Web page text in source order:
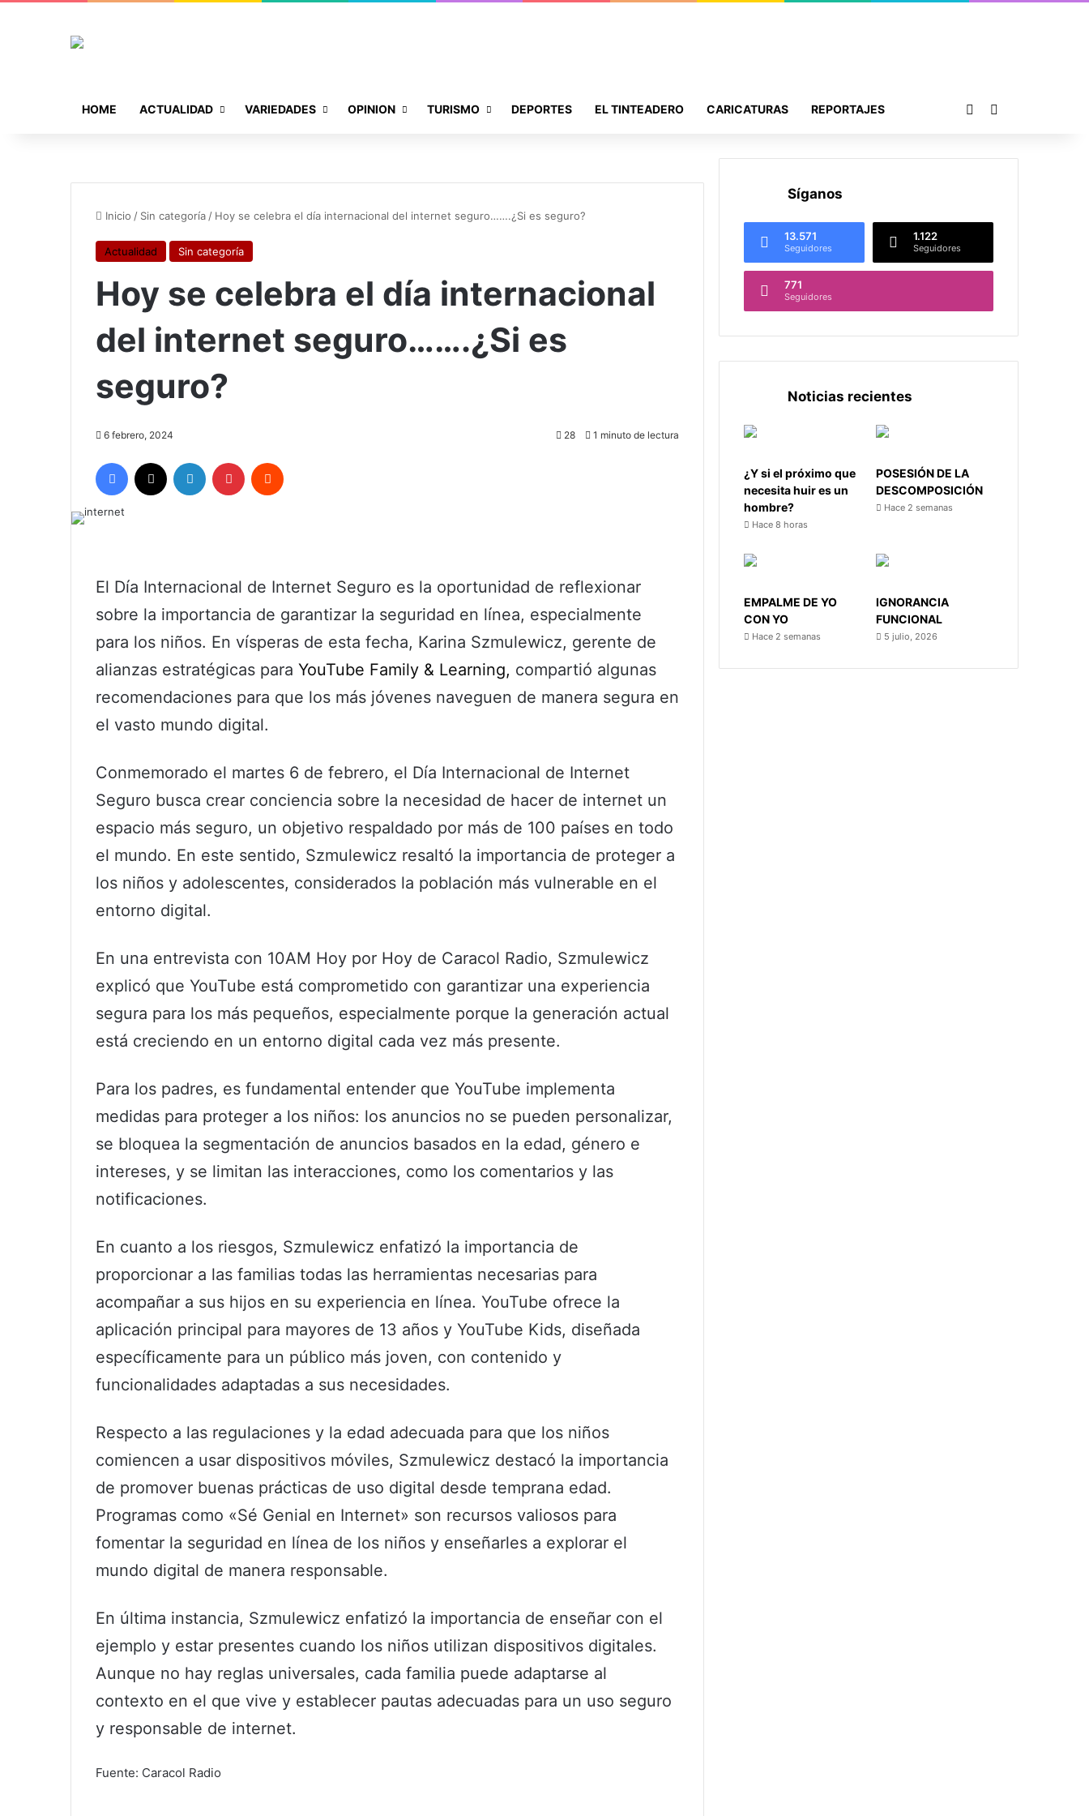
HOME ACTUALIDAD VARIEDADES OPINION TURISMO DEPORTES EL TINTEADERO CARICATURAS REPORTAJES Publicación al azar
Inicio / Sin categoría / Hoy se celebra el día internacional del internet seguro…….¿Si es seguro?
Actualidad Sin categoría
Hoy se celebra el día internacional
del internet seguro…….¿Si es
seguro?
6 febrero, 2024 28 1 minuto de lectura
Facebook LinkedIn Pinterest
El Día Internacional de Internet Seguro es la oportunidad de reflexionar
sobre la importancia de garantizar la seguridad en línea, especialmente
para los niños. En vísperas de esta fecha, Karina Szmulewicz, gerente de
alianzas estratégicas para YouTube Family & Learning, compartió algunas
recomendaciones para que los más jóvenes naveguen de manera segura en
el vasto mundo digital.
Conmemorado el martes 6 de febrero, el Día Internacional de Internet
Seguro busca crear conciencia sobre la necesidad de hacer de internet un
espacio más seguro, un objetivo respaldado por más de 100 países en todo
el mundo. En este sentido, Szmulewicz resaltó la importancia de proteger a
los niños y adolescentes, considerados la población más vulnerable en el
entorno digital.
En una entrevista con 10AM Hoy por Hoy de Caracol Radio, Szmulewicz
explicó que YouTube está comprometido con garantizar una experiencia
segura para los más pequeños, especialmente porque la generación actual
está creciendo en un entorno digital cada vez más presente.
Para los padres, es fundamental entender que YouTube implementa
medidas para proteger a los niños: los anuncios no se pueden personalizar,
se bloquea la segmentación de anuncios basados en la edad, género e
intereses, y se limitan las interacciones, como los comentarios y las
notificaciones.
En cuanto a los riesgos, Szmulewicz enfatizó la importancia de
proporcionar a las familias todas las herramientas necesarias para
acompañar a sus hijos en su experiencia en línea. YouTube ofrece la
aplicación principal para mayores de 13 años y YouTube Kids, diseñada
específicamente para un público más joven, con contenido y
funcionalidades adaptadas a sus necesidades.
Respecto a las regulaciones y la edad adecuada para que los niños
comiencen a usar dispositivos móviles, Szmulewicz destacó la importancia
de promover buenas prácticas de uso digital desde temprana edad.
Programas como «Sé Genial en Internet» son recursos valiosos para
fomentar la seguridad en línea de los niños y enseñarles a explorar el
mundo digital de manera responsable.
En última instancia, Szmulewicz enfatizó la importancia de enseñar con el
ejemplo y estar presentes cuando los niños utilizan dispositivos digitales.
Aunque no hay reglas universales, cada familia puede adaptarse al
contexto en el que vive y establecer pautas adecuadas para un uso seguro
y responsable de internet.
Fuente: Caracol Radio
Síganos
13.571
Seguidores
1.122
Seguidores
771
Seguidores
Noticias recientes
¿Y si el próximo que
necesita huir es un
hombre?
Hace 8 horas
POSESIÓN DE LA
DESCOMPOSICIÓN
Hace 2 semanas
EMPALME DE YO
CON YO
Hace 2 semanas
IGNORANCIA
FUNCIONAL
5 julio, 2026